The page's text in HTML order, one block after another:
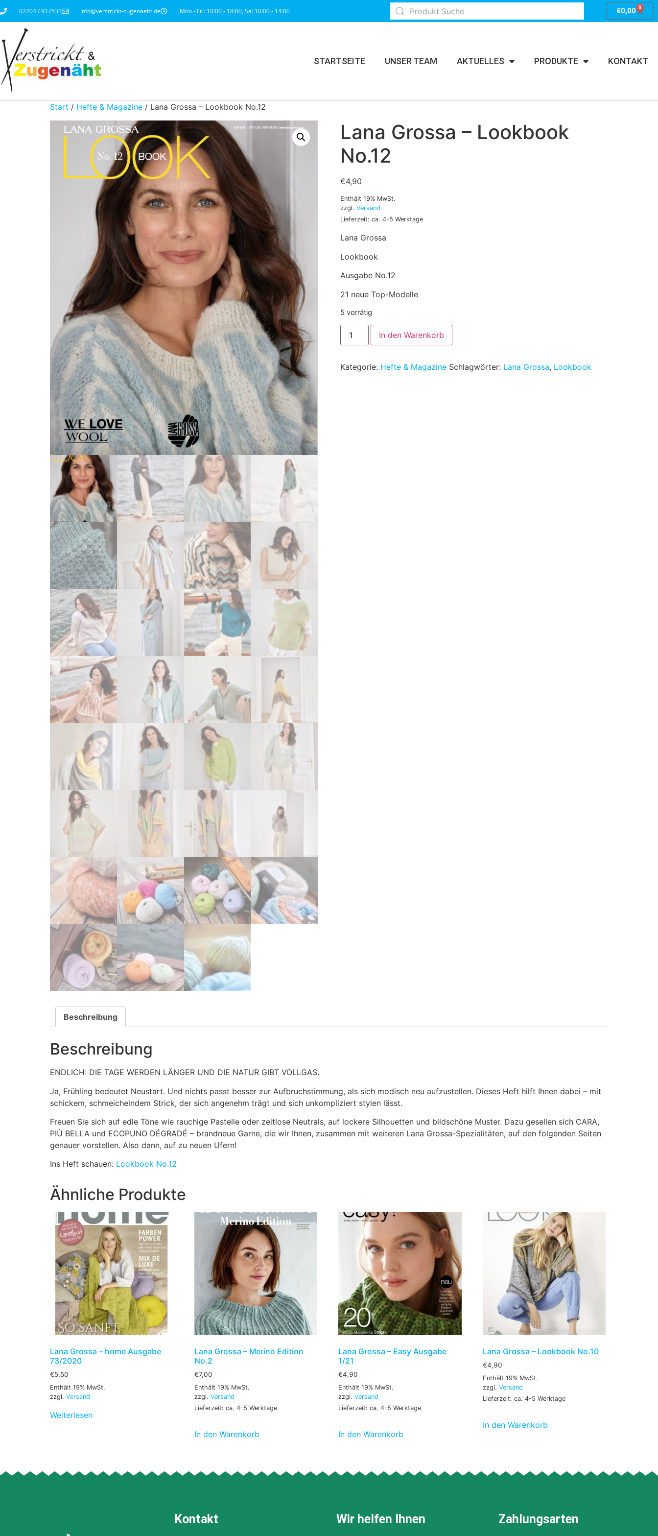
02204 / 917531 info@verstrickt-zugenaeht.de Mon - Fri: 10:00 - 18:00, Sa: 10:00 - 14:00 €0,00 0
STARTSEITE UNSER TEAM AKTUELLES PRODUKTE KONTAKT
Start / Hefte & Magazine / Lana Grossa – Lookbook No.12
Lana Grossa – Lookbook
No.12
€4,90
Enthält 19% MwSt.
zzgl. Versand
Lieferzeit: ca. 4-5 Werktage
Lana Grossa
Lookbook
Ausgabe No.12
21 neue Top-Modelle
5 vorrätig
In den Warenkorb
Kategorie: Hefte & Magazine Schlagwörter: Lana Grossa, Lookbook
Beschreibung
Beschreibung
ENDLICH: DIE TAGE WERDEN LÄNGER UND DIE NATUR GIBT VOLLGAS.
Ja, Frühling bedeutet Neustart. Und nichts passt besser zur Aufbruchstimmung, als sich modisch neu aufzustellen. Dieses Heft hilft Ihnen dabei – mit
schickem, schmeichelndem Strick, der sich angenehm trägt und sich unkompliziert stylen lässt.
Freuen Sie sich auf edle Töne wie rauchige Pastelle oder zeitlose Neutrals, auf lockere Silhouetten und bildschöne Muster. Dazu gesellen sich CARA,
PIÙ BELLA und ECOPUNO DÉGRADÉ – brandneue Garne, die wir Ihnen, zusammen mit weiteren Lana Grossa-Spezialitäten, auf den folgenden Seiten
genauer vorstellen. Also dann, auf zu neuen Ufern!
Ins Heft schauen: Lookbook No.12
Ähnliche Produkte
Lana Grossa – home Ausgabe
73/2020
€5,50
Enthält 19% MwSt.
zzgl. Versand
Weiterlesen
Lana Grossa – Merino Edition
No.2
€7,00
Enthält 19% MwSt.
zzgl. Versand
Lieferzeit: ca. 4-5 Werktage
In den Warenkorb
Lana Grossa – Easy Ausgabe
1/21
€4,90
Enthält 19% MwSt.
zzgl.Versand
Lieferzeit: ca. 4-5 Werktage
In den Warenkorb
Lana Grossa – Lookbook No.10
€4,90
Enthält 19% MwSt.
zzgl.Versand
Lieferzeit: ca. 4-5 Werktage
In den Warenkorb
Kontakt Wir helfen Ihnen Zahlungsarten